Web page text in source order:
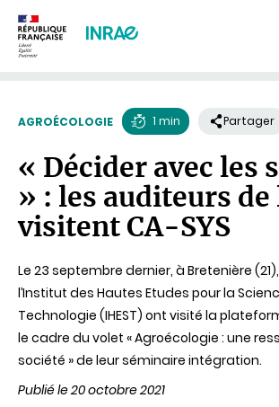
AGROÉCOLOGIE
de
lecture
1 min Partager
« Décider avec les
» : les auditeurs de
visitent CA-SYS
Le 23 septembre dernier, à Bretenière
l’Institut des Hautes Etudes pour la
Technologie (IHEST) ont visité la
le cadre du volet « Agroécologie : une
société » de leur séminaire intégration.
Publié le 20 octobre 2021